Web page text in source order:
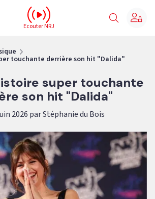
- Accueil
Ecouter NRJ
touchante derrière son hit "Dalida"
super touchante
son hit "Dalida"
2026 par Stéphanie du Bois